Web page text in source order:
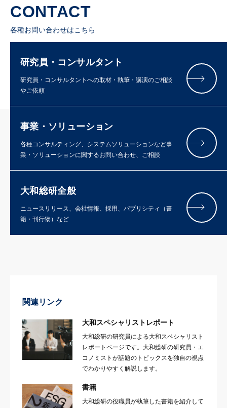
CONTACT
各種お問い合わせはこちら
研究員・コンサルタント
研究員・コンサルタントへの取材・執筆・講演のご相談
やご依頼
事業・ソリューション
各種コンサルティング、システムソリューションなど事
業・ソリューションに関するお問い合わせ、ご相談
大和総研全般
ニュースリリース、会社情報、採用、パブリシティ（書
籍・刊行物）など
関連リンク
大和スペシャリストレポート
大和総研の研究員による大和スペシャリスト
レポートページです。大和総研の研究員・エ
コノミストが話題のトピックスを独自の視点
でわかりやすく解説します。
書籍
大和総研の役職員が執筆した書籍を紹介して